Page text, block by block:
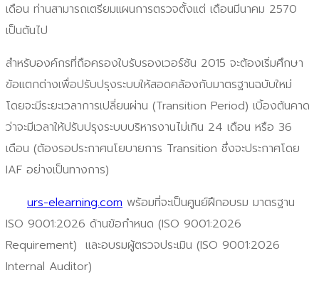
เดือน ท่านสามารถเตรียมแผนการตรวจตั้งแต่ เดือนมีนาคม 2570
เป็นต้นไป
สำหรับองค์กรที่ถือครองใบรับรองเวอร์ชัน 2015 จะต้องเริ่มศึกษา
ข้อแตกต่างเพื่อปรับปรุงระบบให้สอดคล้องกับมาตรฐานฉบับใหม่
โดยจะมีระยะเวลาการเปลี่ยนผ่าน (Transition Period) เบิ้องต้นคาด
ว่าจะมีเวลาให้ปรับปรุงระบบบริหารงานไม่เกิน 24 เดือน หรือ 36
เดือน (ต้องรอประกาศนโยบายการ Transition ซึ่งจะประกาศโดย
IAF อย่างเป็นทางการ)
urs-elearning.com พร้อมที่จะเป็นศูนย์ฝึกอบรม มาตรฐาน
ISO 9001:2026 ด้านข้อกำหนด (ISO 9001:2026
Requirement) และอบรมผู้ตรวจประเมิน (ISO 9001:2026
Internal Auditor)